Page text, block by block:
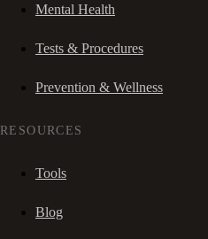
Mental Health
Tests & Procedures
Prevention & Wellness
RESOURCES
Tools
Blog